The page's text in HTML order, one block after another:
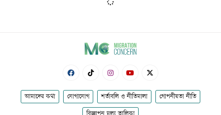
আমাদের কথা যোগাযোগ শর্তাবলি ও নীতিমালা গোপনীয়তা নীতি